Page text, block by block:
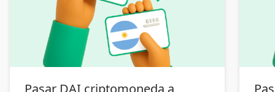
Pasar DAI criptomoneda a